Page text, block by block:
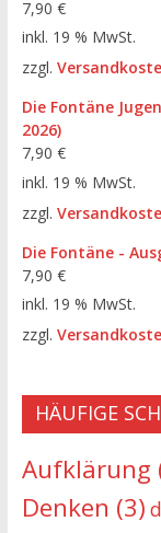
7,90 €
inkl. 19 % MwSt.
zzgl.
Die Fontäne
2026)
7,90 €
inkl. 19 % MwSt.
zzgl.
Die Fontäne -
7,90 €
inkl. 19 % MwSt.
zzgl.
HÄUFIGE
Aufklärung
Denken (3)